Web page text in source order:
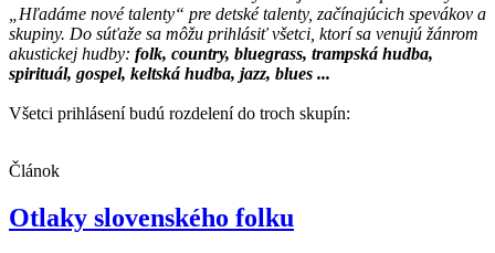
„Hľadáme nové talenty“ pre detské talenty, začínajúcich spevákov a
skupiny. Do súťaže sa môžu prihlásiť všetci, ktorí sa venujú žánrom
akustickej hudby: folk, country, bluegrass, trampská hudba,
spirituál, gospel, keltská hudba, jazz, blues ...
Všetci prihlásení budú rozdelení do troch skupín:
Článok
Otlaky slovenského folku